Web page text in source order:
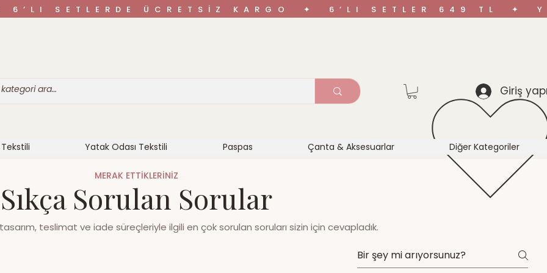
SETLERDE ÜCRETSİZ KARGO ✦ 6’LI SETLER 649 TL ✦
Giriş
Yatak Odası Tekstili Paspas Çanta & Aksesuarlar Diğer Kategoriler
MERAK ETTİKLERİNİZ
Sıkça Sorulan Sorular
teslimat ve iade süreçleriyle ilgili en çok sorulan soruları sizin için cevapladık.